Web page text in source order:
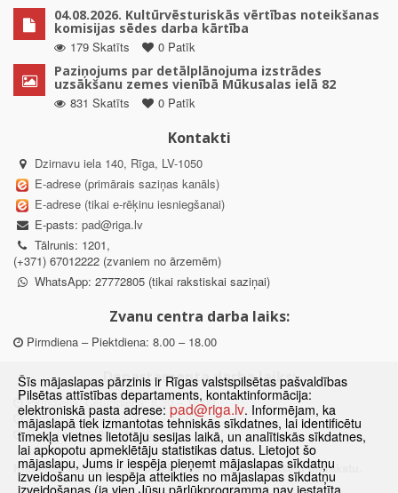
04.08.2026. Kultūrvēsturiskās vērtības noteikšanas
komisijas sēdes darba kārtība
179 Skatīts
0 Patīk
Paziņojums par detālplānojuma izstrādes
uzsākšanu zemes vienībā Mūkusalas ielā 82
831 Skatīts
0 Patīk
Kontakti
Dzirnavu iela 140, Rīga, LV-1050
E-adrese (primārais saziņas kanāls)
E-adrese (tikai e-rēķinu iesniegšanai)
E-pasts: pad@riga.lv
Tālrunis: 1201,
(+371) 67012222 (zvaniem no ārzemēm)
WhatsApp: 27772805 (tikai rakstiskai saziņai)
Zvanu centra darba laiks:
Pirmdiena – Piektdiena: 8.00 – 18.00
Departamenta darba laiks:
Pirmdiena, Ceturtdiena: 8.30 – 18.00
Otrdiena, Trešdiena: 8.30 – 17.00
Piektdiena: 8.30 – 15.00
Klātienes konsultācijas pieejamas tikai ar iepriekšēju pierakstu.
Šīs mājaslapas pārzinis ir Rīgas valstspilsētas pašvaldības
Pilsētas attīstības departaments, kontaktinformācija:
elektroniskā pasta adrese: pad@riga.lv. Informējam, ka
mājaslapā tiek izmantotas tehniskās sīkdatnes, lai identificētu
tīmekļa vietnes lietotāju sesijas laikā, un analītiskās sīkdatnes,
lai apkopotu apmeklētāju statistikas datus. Lietojot šo
mājaslapu, Jums ir iespēja pieņemt mājaslapas sīkdatņu
izveidošanu un iespēja atteikties no mājaslapas sīkdatņu
izveidošanas (ja vien Jūsu pārlūkprogramma nav iestatīta